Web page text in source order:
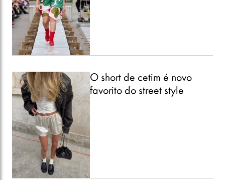
O short de cetim é novo
favorito do street style